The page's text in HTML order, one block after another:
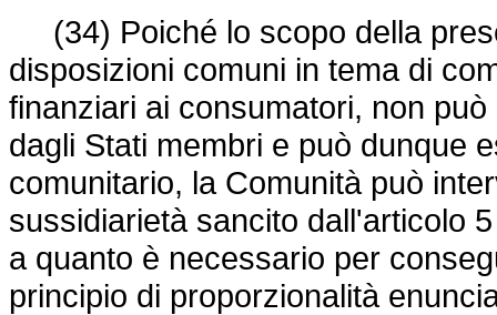
(34) Poiché lo scopo della
disposizioni comuni in tema di
finanziari ai consumatori, non
dagli Stati membri e può dunque
comunitario, la Comunità può
sussidiarietà sancito dall'articolo
a quanto è necessario per
principio di proporzionalità